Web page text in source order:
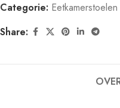
Categorie: Eetkamerstoelen
Share: